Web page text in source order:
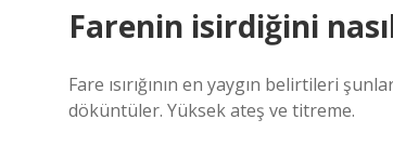
Farenin isirdiğini
Fare ısırığının en yaygın belirtileri
döküntüler. Yüksek ateş ve titreme.